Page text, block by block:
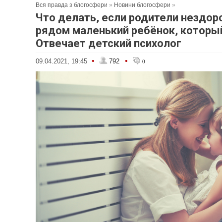
Вся правда з блогосфери » Новини блогосфери »
Что делать, если родители
рядом маленький ребёнок,
Отвечает детский психолог
09.04.2021, 19:45 • 792 • 0